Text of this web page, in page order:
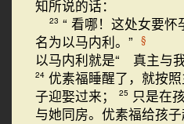
知所说的话：
23 “ 看哪！这处女要
名为以马内利。”
§
以马内利就是“ 真主与
24 优素福睡醒了，就按
子迎娶过来；
25 只是在
与她同房。优素福给孩